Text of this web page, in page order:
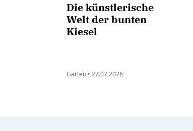
Die künstlerische
Welt der bunten
Kiesel
Garten • 27.07.2026